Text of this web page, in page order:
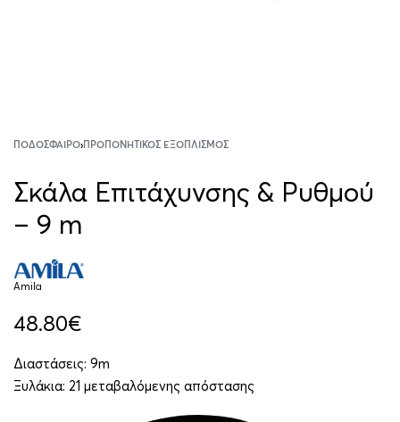
ΠΟΔΌΣΦΑΙΡΟ› ΠΡΟΠΟΝΗΤΙΚΌΣ ΕΞΟΠΛΙΣΜΌΣ
Σκάλα Επιτάχυνσης & Ρυθμού
– 9 m
Amila
48.80€
Διαστάσεις: 9m
Ξυλάκια: 21 μεταβαλόμενης απόστασης